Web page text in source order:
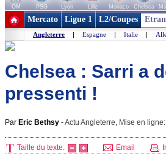
OM PSG Lyon Lille Monaco Chelsea
+ de clubs
Mercato Ligue 1 L2/Coupes
Angleterre | Espagne | Italie |
Chelsea : Sarri a
pressenti !
Par Eric Bethsy -Actu Angleterre, Mise en
Taille du texte: Email